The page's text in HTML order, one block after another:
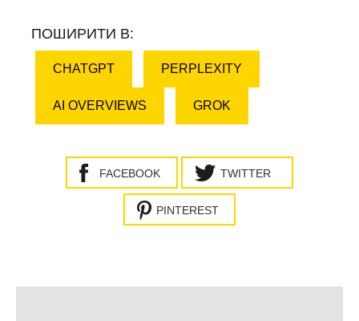
ПОШИРИТИ В:
CHATGPT PERPLEXITY
AI OVERVIEWS GROK
FACEBOOK TWITTER
PINTEREST